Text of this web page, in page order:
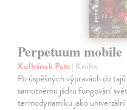
Perpetuum mobile
Kulhánek Petr| Kniha
Po úspěšných výpravách do
samotnému jádru fungování
termodynamiku jako